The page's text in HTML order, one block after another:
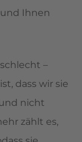
Ihnen
–
dass wir sie
nicht
zählt es,